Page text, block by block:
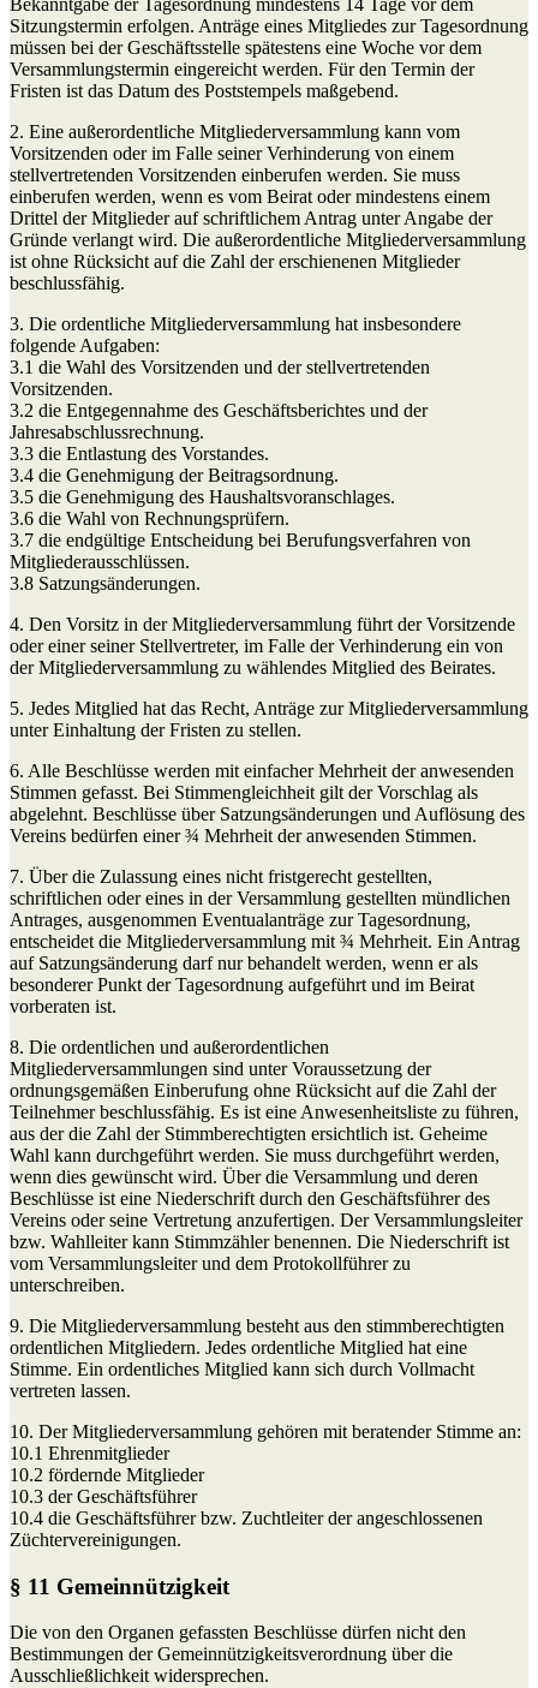
Bekanntgabe der Tagesordnung mindestens 14 Tage vor dem
Sitzungstermin erfolgen. Anträge eines Mitgliedes zur Tagesordnung
müssen bei der Geschäftsstelle spätestens eine Woche vor dem
Versammlungstermin eingereicht werden. Für den Termin der
Fristen ist das Datum des Poststempels maßgebend.
2. Eine außerordentliche Mitgliederversammlung kann vom
Vorsitzenden oder im Falle seiner Verhinderung von einem
stellvertretenden Vorsitzenden einberufen werden. Sie muss
einberufen werden, wenn es vom Beirat oder mindestens einem
Drittel der Mitglieder auf schriftlichem Antrag unter Angabe der
Gründe verlangt wird. Die außerordentliche Mitgliederversammlung
ist ohne Rücksicht auf die Zahl der erschienenen Mitglieder
beschlussfähig.
3. Die ordentliche Mitgliederversammlung hat insbesondere
folgende Aufgaben:
3.1 die Wahl des Vorsitzenden und der stellvertretenden
Vorsitzenden.
3.2 die Entgegennahme des Geschäftsberichtes und der
Jahresabschlussrechnung.
3.3 die Entlastung des Vorstandes.
3.4 die Genehmigung der Beitragsordnung.
3.5 die Genehmigung des Haushaltsvoranschlages.
3.6 die Wahl von Rechnungsprüfern.
3.7 die endgültige Entscheidung bei Berufungsverfahren von
Mitgliederausschlüssen.
3.8 Satzungsänderungen.
4. Den Vorsitz in der Mitgliederversammlung führt der Vorsitzende
oder einer seiner Stellvertreter, im Falle der Verhinderung ein von
der Mitgliederversammlung zu wählendes Mitglied des Beirates.
5. Jedes Mitglied hat das Recht, Anträge zur Mitgliederversammlung
unter Einhaltung der Fristen zu stellen.
6. Alle Beschlüsse werden mit einfacher Mehrheit der anwesenden
Stimmen gefasst. Bei Stimmengleichheit gilt der Vorschlag als
abgelehnt. Beschlüsse über Satzungsänderungen und Auf­lösung des
Vereins bedürfen einer ¾ Mehrheit der anwesenden Stimmen.
7. Über die Zulassung eines nicht fristgerecht gestellten,
schriftlichen oder eines in der Versammlung gestellten mündlichen
Antrages, ausgenommen Eventualanträge zur Tagesordnung,
entscheidet die Mitgliederversammlung mit ¾ Mehrheit. Ein Antrag
auf Satzungsänderung darf nur behandelt werden, wenn er als
besonderer Punkt der Tagesordnung aufgeführt und im Beirat
vorberaten ist.
8. Die ordentlichen und außerordentlichen
Mitgliederversammlungen sind unter Voraussetzung der
ordnungsgemäßen Einberufung ohne Rücksicht auf die Zahl der
Teilnehmer beschlussfähig. Es ist eine Anwesenheitsliste zu führen,
aus der die Zahl der Stimmberechtigten ersichtlich ist. Geheime
Wahl kann durchgeführt werden. Sie muss durchgeführt werden,
wenn dies gewünscht wird. Über die Versammlung und deren
Beschlüsse ist eine Niederschrift durch den Geschäftsführer des
Vereins oder seine Vertretung anzufertigen. Der Versammlungsleiter
bzw. Wahlleiter kann Stimmzähler benennen. Die Niederschrift ist
vom Versammlungsleiter und dem Protokollführer zu
unterschreiben.
9. Die Mitgliederversammlung besteht aus den stimmberechtigten
ordentlichen Mitgliedern. Jedes ordentliche Mitglied hat eine
Stimme. Ein ordentliches Mitglied kann sich durch Vollmacht
vertreten lassen.
10. Der Mitgliederversammlung gehören mit beratender Stimme an:
10.1 Ehrenmitglieder
10.2 fördernde Mitglieder
10.3 der Geschäftsführer
10.4 die Geschäftsführer bzw. Zuchtleiter der angeschlossenen
Züchtervereinigungen.
§ 11 Gemeinnützigkeit
Die von den Organen gefassten Beschlüsse dürfen nicht den
Bestimmungen der Gemeinnützigkeitsverordnung über die
Ausschließlichkeit widersprechen.